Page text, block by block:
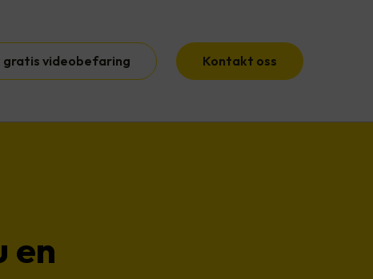
gratis videobefaring Kontakt oss
en